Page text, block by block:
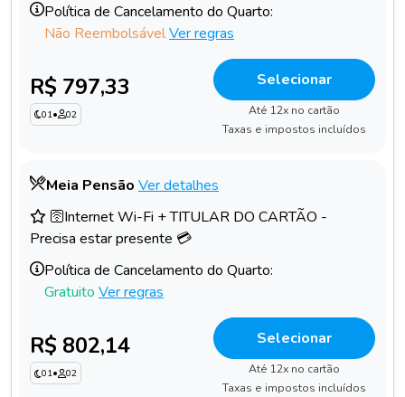
Política de Cancelamento do Quarto:
Não ReembolsávelVer regras
R$ 797,33
01• 02
Selecionar
Até 12x no cartão
Taxas e impostos incluídos
Meia Pensão Ver detalhes
🛜Internet Wi-Fi + TITULAR DO CARTÃO -
Precisa estar presente 💳
Política de Cancelamento do Quarto:
Gratuito Ver regras
R$ 802,14
01• 02
Selecionar
Até 12x no cartão
Taxas e impostos incluídos